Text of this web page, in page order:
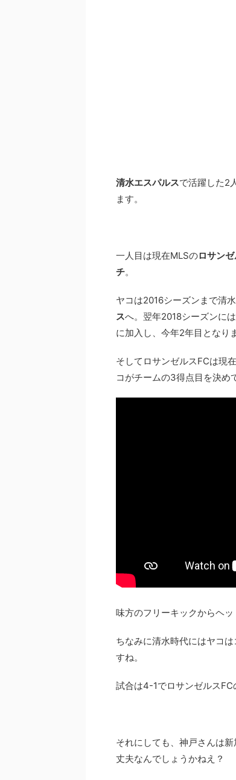
清水エスパルスで活躍した2
ます。
一人目は現在MLSのロサン
チ。
ヤコは2016シーズンまで清
スへ。翌年2018シーズンに
に加入し、今年2年目となり
そしてロサンゼルスFCは現
コがチームの3得点目を決め
味方のフリーキックからヘッ
ちなみに清水時代にはヤコ
すね。
試合は4-1でロサンゼルスFC
それにしても、神戸さんは
丈夫なんでしょうかねえ？